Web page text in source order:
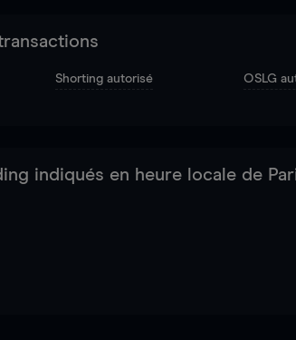
Shorting autorisé OSLG
indiqués en heure locale de